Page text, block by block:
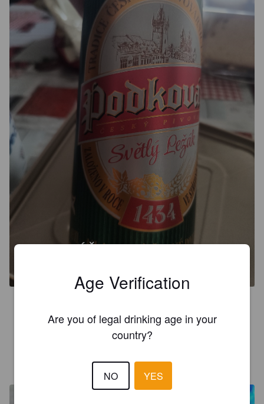
PODKOVÁŇ
4.8% not 4.7%
ЄВГЕНІЙ Щ
Age Verification
Are you of legal drinking age in your
country?
NO YES